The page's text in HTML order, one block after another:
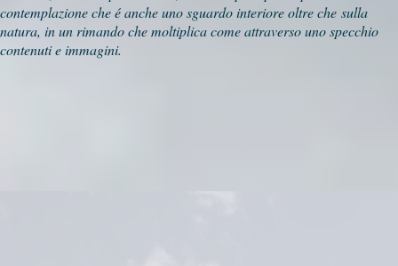
contemplazione che é anche uno sguardo interiore oltre che sulla
natura, in un rimando che moltiplica come attraverso uno specchio
contenuti e immagini.